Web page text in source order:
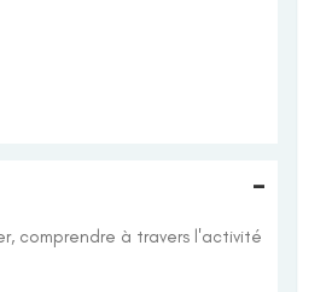
-
comprendre à travers l'activité